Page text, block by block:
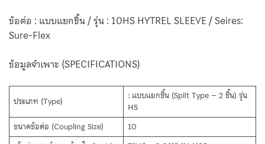
ข้อต่อ : แบบแยกชิ้น / รุ่น : 10HS HYTREL SLEEVE / Seires:
Sure-Flex
ข้อมูลจำเพาะ (SPECIFICATIONS)
ประเภท (Type)
: แบบแยกชิ้น (Split Type – 2 ชิ้น) รุ่น
HS
ขนาดข้อต่อ (Coupling Size)
10